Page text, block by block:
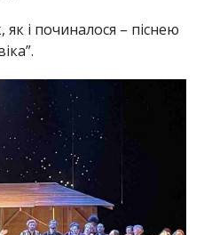
і починалося – піснею